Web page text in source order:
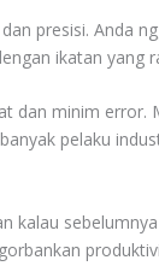
presisi. Anda
ikatan yang
dan minim
pelaku